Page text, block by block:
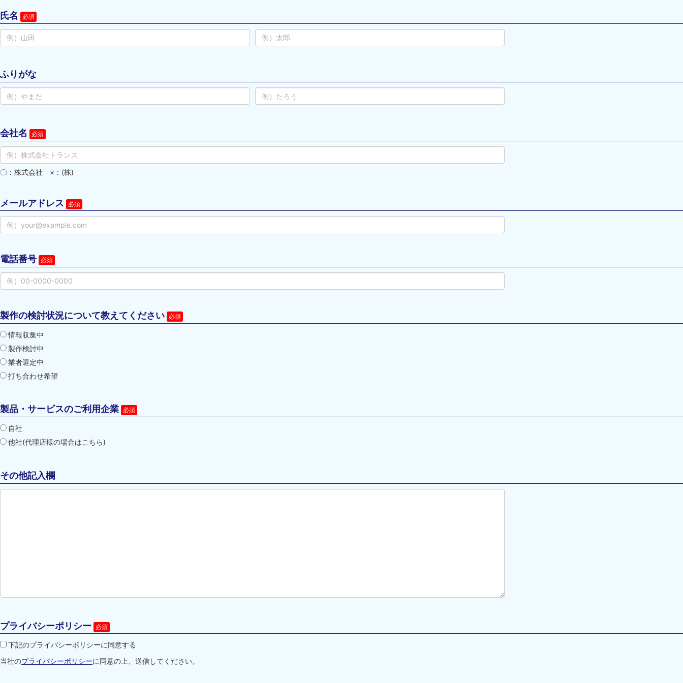
氏名
ふりがな
会社名
〇：株式会社　×：(株)
メールアドレス
電話番号
製作の検討状況について教えてください
情報収集中
製作検討中
業者選定中
打ち合わせ希望
製品・サービスのご利用企業
自社
他社(代理店様の場合はこちら)
その他記入欄
プライバシーポリシー
下記のプライバシーポリシーに同意する
当社のプライバシーポリシーに同意の上、送信してください。